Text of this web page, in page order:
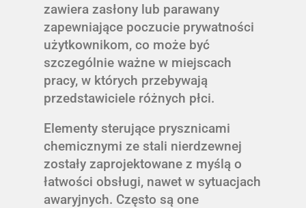
zawiera zasłony lub parawany
zapewniające poczucie prywatności
użytkownikom, co może być
szczególnie ważne w miejscach
pracy, w których przebywają
przedstawiciele różnych płci.
Elementy sterujące prysznicami
chemicznymi ze stali nierdzewnej
zostały zaprojektowane z myślą o
łatwości obsługi, nawet w sytuacjach
awaryjnych. Często są one